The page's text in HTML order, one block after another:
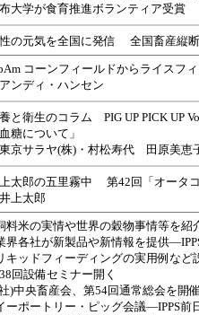
大学が食育推進ボランティア受賞
の元気を全国に発信 全国畜産縦
コーンフィールドからライスフ
ンディ・ハンセン
と衛生のコラム PIG UP PICK UP
血糖について」
京サラヤ(株)・村松寿代 田原美恵
太郎の五里霧中 第42回「オータ
上太郎
料米の実情や世界の穀物事情等を
界各社が新製品や新情報を提供
キッドフィーディングの実用例な
回設備セミナー開く
)中央畜産会、第54回通常総会を開
ーポートリー・ピッグ会議―IPPS前